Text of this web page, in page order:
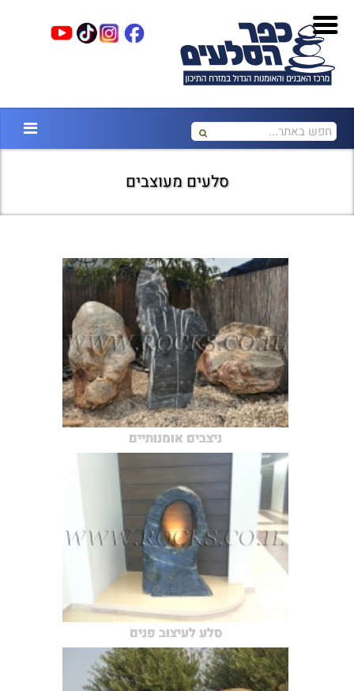
סלעים מעוצבים
ניצבים אומנותיים
סלע לעיצוב פנים